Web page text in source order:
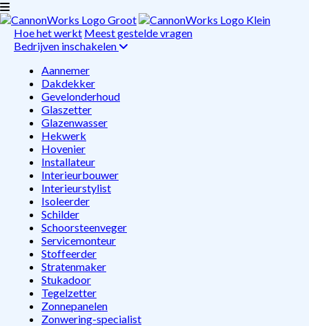
Hoe het werkt Meest gestelde vragen
Bedrijven inschakelen
Aannemer
Dakdekker
Gevelonderhoud
Glaszetter
Glazenwasser
Hekwerk
Hovenier
Installateur
Interieurbouwer
Interieurstylist
Isoleerder
Schilder
Schoorsteenveger
Servicemonteur
Stoffeerder
Stratenmaker
Stukadoor
Tegelzetter
Zonnepanelen
Zonwering-specialist